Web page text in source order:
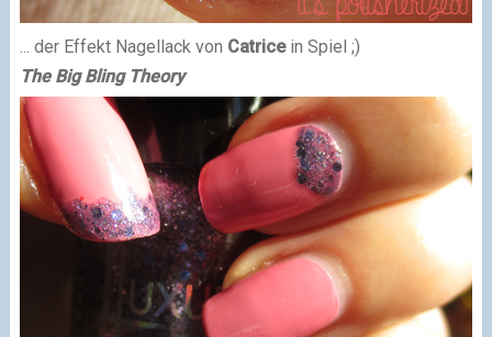
... der Effekt Nagellack von Catricein Spiel ;)
The Big Bling Theory